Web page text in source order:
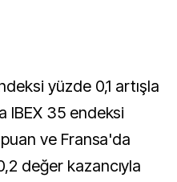
yüzde 0,1 artışla
IBEX 35 endeksi
ve Fransa'da
değer kazancıyla